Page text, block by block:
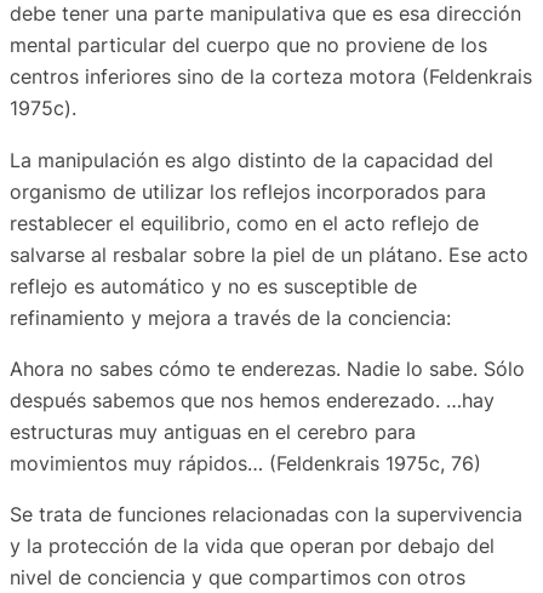
debe tener una parte manipulativa que es esa dirección
mental particular del cuerpo que no proviene de los
centros inferiores sino de la corteza motora (Feldenkrais
1975c).
La manipulación es algo distinto de la capacidad del
organismo de utilizar los reflejos incorporados para
restablecer el equilibrio, como en el acto reflejo de
salvarse al resbalar sobre la piel de un plátano. Ese acto
reflejo es automático y no es susceptible de
refinamiento y mejora a través de la conciencia:
Ahora no sabes cómo te enderezas. Nadie lo sabe. Sólo
después sabemos que nos hemos enderezado. …hay
estructuras muy antiguas en el cerebro para
movimientos muy rápidos… (Feldenkrais 1975c, 76)
Se trata de funciones relacionadas con la supervivencia
y la protección de la vida que operan por debajo del
nivel de conciencia y que compartimos con otros